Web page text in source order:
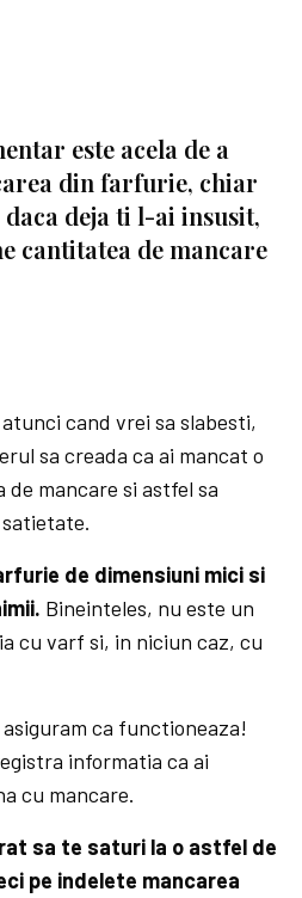
este acela de a
din farfurie, chiar
deja ti l-ai insusit,
cantitatea de mancare
cand vrei sa slabesti,
sa creada ca ai mancat o
mancare si astfel sa
de dimensiuni mici si
Bineinteles, nu este un
cu varf si, in niciun caz, cu
ca functioneaza!
informatia ca ai
cu mancare.
sa te saturi la o astfel de
pe indelete mancarea